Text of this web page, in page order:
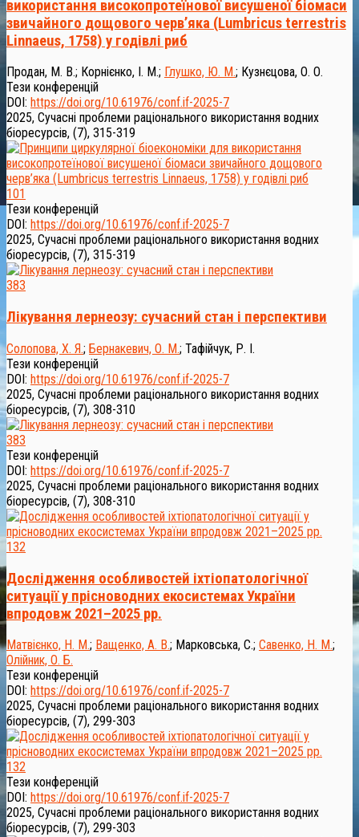
використання високопротеїнової висушеної біомаси
звичайного дощового черв’яка (Lumbricus terrestris
Linnaeus, 1758) у годівлі риб
Продан, М. В.; Корнієнко, І. М.; Глушко, Ю. М.; Кузнєцова, О. О.
Тези конференцій
DOI: https://doi.org/10.61976/conf.if-2025-7
2025, Сучасні проблеми раціонального використання водних
біоресурсів, (7), 315-319
101
Тези конференцій
DOI: https://doi.org/10.61976/conf.if-2025-7
2025, Сучасні проблеми раціонального використання водних
біоресурсів, (7), 315-319
383
Лікування лернеозу: сучасний стан і перспективи
Солопова, Х. Я.; Бернакевич, О. М.; Тафійчук, Р. І.
Тези конференцій
DOI: https://doi.org/10.61976/conf.if-2025-7
2025, Сучасні проблеми раціонального використання водних
біоресурсів, (7), 308-310
383
Тези конференцій
DOI: https://doi.org/10.61976/conf.if-2025-7
2025, Сучасні проблеми раціонального використання водних
біоресурсів, (7), 308-310
132
Дослідження особливостей іхтіопатологічної
ситуації у прісноводних екосистемах України
впродовж 2021–2025 рр.
Матвієнко, Н. М.; Ващенко, А. В.; Марковська, С.; Савенко, Н. М.;
Олійник, О. Б.
Тези конференцій
DOI: https://doi.org/10.61976/conf.if-2025-7
2025, Сучасні проблеми раціонального використання водних
біоресурсів, (7), 299-303
132
Тези конференцій
DOI: https://doi.org/10.61976/conf.if-2025-7
2025, Сучасні проблеми раціонального використання водних
біоресурсів, (7), 299-303